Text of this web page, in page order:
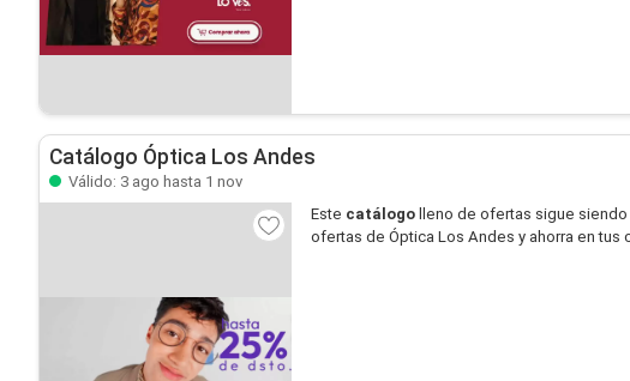
Catálogo Óptica Los Andes
Válido: 3 ago hasta 1 nov
Este catálogo lleno de ofertas sigue
ofertas de Óptica Los Andes y ahorra en tus